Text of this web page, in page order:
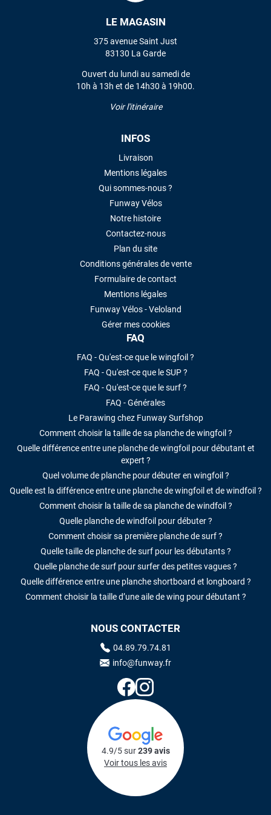
LE MAGASIN
375 avenue Saint Just
83130 La Garde
Ouvert du lundi au samedi de
10h à 13h et de 14h30 à 19h00.
Voir l'itinéraire
INFOS
Livraison
Mentions légales
Qui sommes-nous ?
Funway Vélos
Notre histoire
Contactez-nous
Plan du site
Conditions générales de vente
Formulaire de contact
Mentions légales
Funway Vélos - Veloland
Gérer mes cookies
FAQ
FAQ - Qu'est-ce que le wingfoil ?
FAQ - Qu'est-ce que le SUP ?
FAQ - Qu'est-ce que le surf ?
FAQ - Générales
Le Parawing chez Funway Surfshop
Comment choisir la taille de sa planche de wingfoil ?
Quelle différence entre une planche de wingfoil pour débutant et
expert ?
Quel volume de planche pour débuter en wingfoil ?
Quelle est la différence entre une planche de wingfoil et de windfoil ?
Comment choisir la taille de sa planche de windfoil ?
Quelle planche de windfoil pour débuter ?
Comment choisir sa première planche de surf ?
Quelle taille de planche de surf pour les débutants ?
Quelle planche de surf pour surfer des petites vagues ?
Quelle différence entre une planche shortboard et longboard ?
Comment choisir la taille d’une aile de wing pour débutant ?
NOUS CONTACTER
04.89.79.74.81
info@funway.fr
4.9/5 sur239 avis
Voir tous les avis